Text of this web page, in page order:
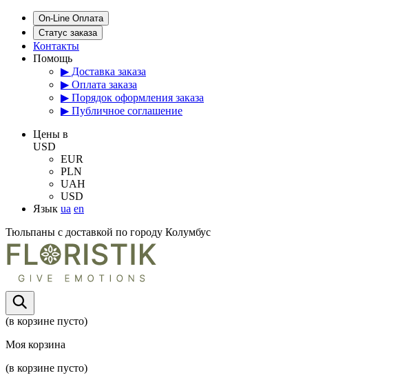
On-Line Оплата
Статус заказа
Контакты
Помощь
▶ Доставка заказа
▶ Оплата заказа
▶ Порядок оформления заказа
▶ Публичное соглашение
Цены в
USD
EUR
PLN
UAH
USD
Язык ua en
Тюльпаны с доставкой по городу Колумбус
(в корзине пусто)
Моя корзина
(в корзине пусто)